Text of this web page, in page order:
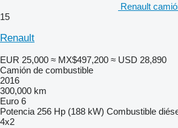
Renault
15
Renault
EUR 25,000 ≈ MX$497,200 ≈ USD 28,890
Camión de combustible
2016
300,000 km
Euro 6
Potencia 256 Hp (188 kW) Combustible
4x2